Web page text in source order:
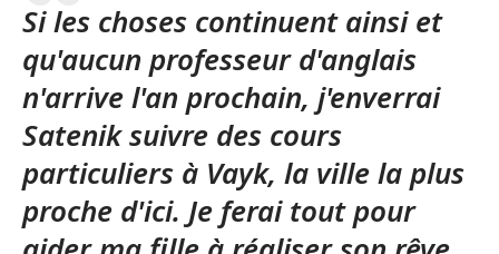
Si les choses continuent ainsi et
qu'aucun professeur d'anglais
n'arrive l'an prochain, j'enverrai
Satenik suivre des cours
particuliers à Vayk, la ville la plus
proche d'ici. Je ferai tout pour